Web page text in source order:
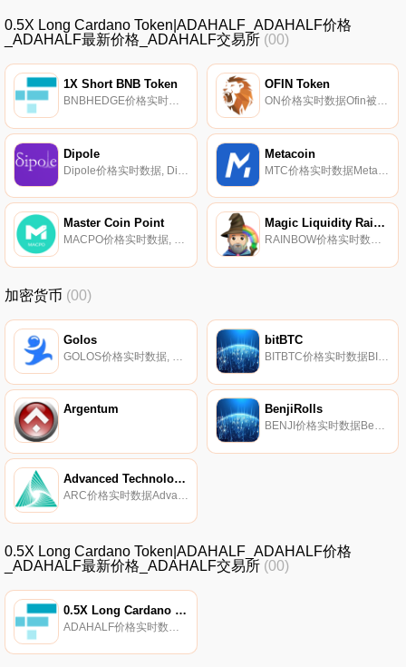
0.5X Long Cardano Token|ADAHALF_ADAHALF价格
_ADAHALF最新价格_ADAHALF交易所 (00)
1X Short BNB Token
BNBHEDGE价格实时数据据称,1X Short BNB Token（BNBHEDGE）是一种ERC20代币,其寻求的回报相当于币安币每日回报的-1倍.
OFIN Token
ON价格实时数据Ofin被描述为一种非托管投资协议,使新手能够直接投资于经验丰富的加密货币交易员管理的基金。据称,Ofin投资池是非托管的,其智能订单路由器只允许交易员在预先列入白名单的流动性池之间交换资产,通过锁定交换地址和交换地址,消除了重新路由的可能性.
Dipole Metacoin
Master Coin Point
MACPO价格实时数据, 该项目声称为用户提供MACPO用于旅行预订、购物和公共交通。本内容仅供参考,您不应将任何此类信息或其他材料解释为法律、税务、投资、财务或其他建议。我们网站上的任何内容都不构成Coinmarketcap的招揽、推荐、背书或报价.
Magic Liquidity Rainbow
RAINBOW价格实时数据Rainbow系统通过返回RAINBOW代币的收益率,并按比例公平分配,来激励这些LP代币在WETH配对池中的注.
加密货币 (00)
Golos bitBTC
Argentum BenjiRolls
BENJI价格实时数据BenjiRolls（BENJI）是一种加密货币。用户可以通过挖掘过程生成BENJI。BenjiRolls的电流供应量为202760099.14652396。最近已知的BenjiRolls价格为0.00041407美元,在过去24小时内上涨了11.11美元.
Advanced Technology Coin
ARC价格实时数据Advanced Technology Coin（ARC）是一种加密货币。用户可以通过挖掘过程生成ARC。Advanced Technology Coin的电流供应为29835562.09256306.
0.5X Long Cardano Token|ADAHALF_ADAHALF价格
_ADAHALF最新价格_ADAHALF交易所 (00)
0.5X Long Cardano Token